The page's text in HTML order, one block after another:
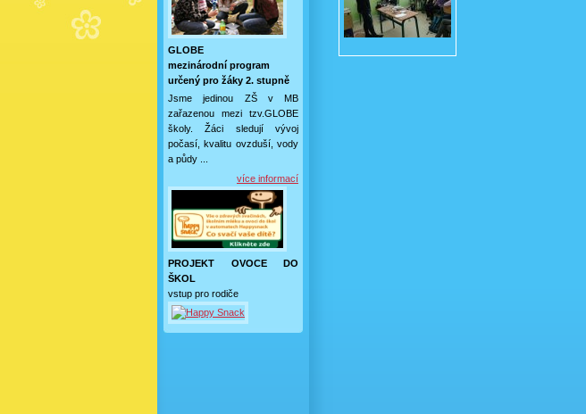
GLOBE
mezinárodní program
určený pro žáky 2. stupně
Jsme jedinou ZŠ v MB
zařazenou mezi tzv.GLOBE
školy. Žáci sledují vývoj
počasí, kvalitu ovzduší, vody
a půdy ...
více informací
PROJEKT OVOCE DO
ŠKOL
vstup pro rodiče